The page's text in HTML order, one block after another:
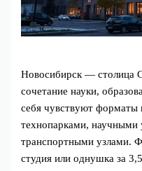
Новосибирск — столица
сочетание науки,
себя чувствуют форматы
технопарками,
транспортными узлами.
студия или однушка за